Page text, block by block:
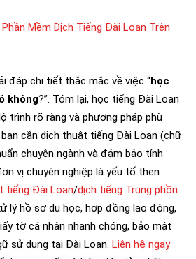
Mềm Dịch Tiếng Đài Loan Trên
đáp chi tiết thắc mắc về việc “học
không?”. Tóm lại, học tiếng Đài Loan
trình rõ ràng và phương pháp phù
cần dịch thuật tiếng Đài Loan (chữ
chuyên ngành và đảm bảo tính
vị chuyên nghiệp là yếu tố then
tiếng Đài Loan/dịch tiếng Trung phồn
lý hồ sơ du học, hợp đồng lao động,
tờ cá nhân nhanh chóng, bảo mật
sử dụng tại Đài Loan. Liên hệ ngay